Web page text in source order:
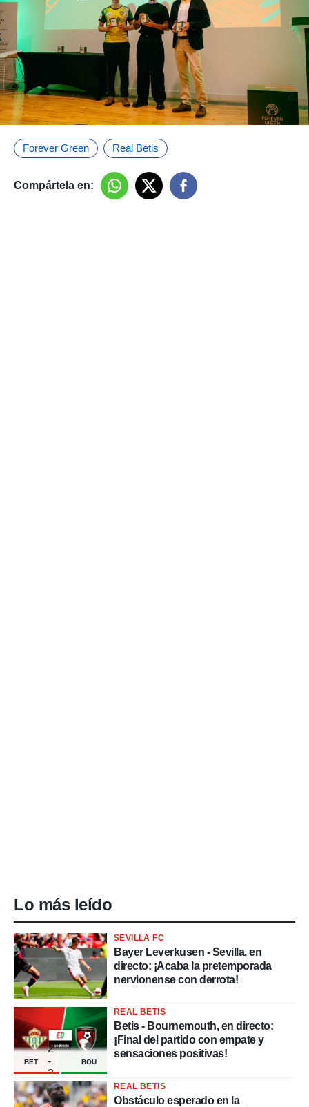
Forever Green Real Betis
Compártela en:
Lo más leído
SEVILLA FC
Bayer Leverkusen - Sevilla, en
directo: ¡Acaba la pretemporada
nervionense con derrota!
BET
2
-
2
BOU
REAL BETIS
Betis - Bournemouth, en directo:
¡Final del partido con empate y
sensaciones positivas!
REAL BETIS
Obstáculo esperado en la